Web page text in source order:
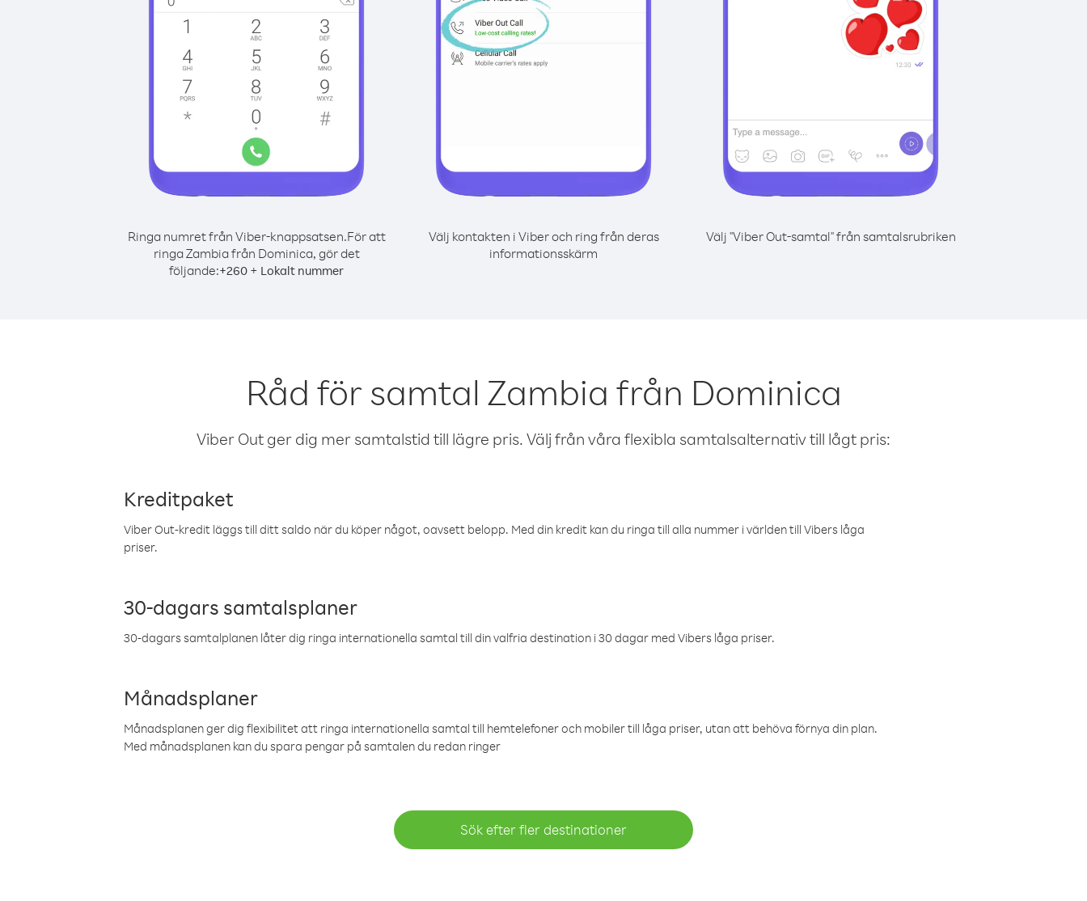
Ringa numret från Viber-knappsatsen.För att
ringa Zambia från Dominica, gör det
följande:+260 + Lokalt nummer
Välj kontakten i Viber och ring från deras
informationsskärm
Välj "Viber Out-samtal" från samtalsrubriken
Råd för samtal Zambia från Dominica
Viber Out ger dig mer samtalstid till lägre pris. Välj från våra flexibla samtalsalternativ till lågt pris:
Kreditpaket
Viber Out-kredit läggs till ditt saldo när du köper något, oavsett belopp. Med din kredit kan du ringa till alla nummer i världen till Vibers låga
priser.
30-dagars samtalsplaner
30-dagars samtalplanen låter dig ringa internationella samtal till din valfria destination i 30 dagar med Vibers låga priser.
Månadsplaner
Månadsplanen ger dig flexibilitet att ringa internationella samtal till hemtelefoner och mobiler till låga priser, utan att behöva förnya din plan.
Med månadsplanen kan du spara pengar på samtalen du redan ringer
Sök efter fler destinationer